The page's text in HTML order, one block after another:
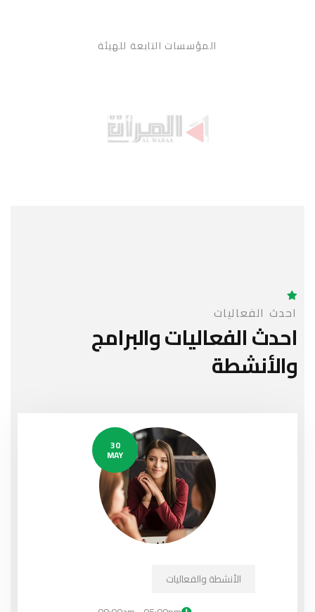
المؤسسات التابعة للهيئة
احدث الفعاليات
احدث الفعالياتوالبرامج
والأنشطة
30
MAY
الأنشطة والفعاليات